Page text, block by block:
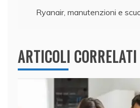
k
Ryanair, manutenzioni e
ARTICOLI CORRELATI